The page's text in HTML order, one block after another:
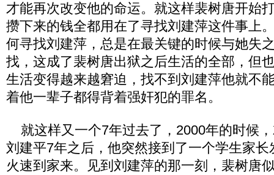
才能再次改变他的命运。就这样裴树唐开始
攒下来的钱全都用在了寻找刘建萍这件事上
何寻找刘建萍，总是在最关键的时候与她失
找，这成了裴树唐出狱之后生活的全部，但
生活变得越来越窘迫，找不到刘建萍他就不
着他一辈子都得背着强奸犯的罪名。
就这样又一个7年过去了，2000年的时候
刘建平7年之后，他突然接到了一个学生家
火速到家来。见到刘建萍的那一刻，裴树唐